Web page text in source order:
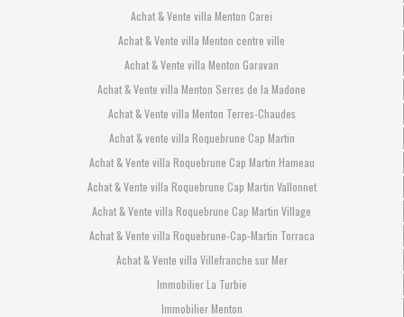
Achat & Vente villa Menton Carei
Achat & Vente villa Menton centre ville
Achat & Vente villa Menton Garavan
Achat & Vente villa Menton Serres de la Madone
Achat & Vente villa Menton Terres-Chaudes
Achat & vente villa Roquebrune Cap Martin
Achat & Vente villa Roquebrune Cap Martin Hameau
Achat & Vente villa Roquebrune Cap Martin Vallonnet
Achat & Vente villa Roquebrune Cap Martin Village
Achat & Vente villa Roquebrune-Cap-Martin Torraca
Achat & Vente villa Villefranche sur Mer
Immobilier La Turbie
Immobilier Menton